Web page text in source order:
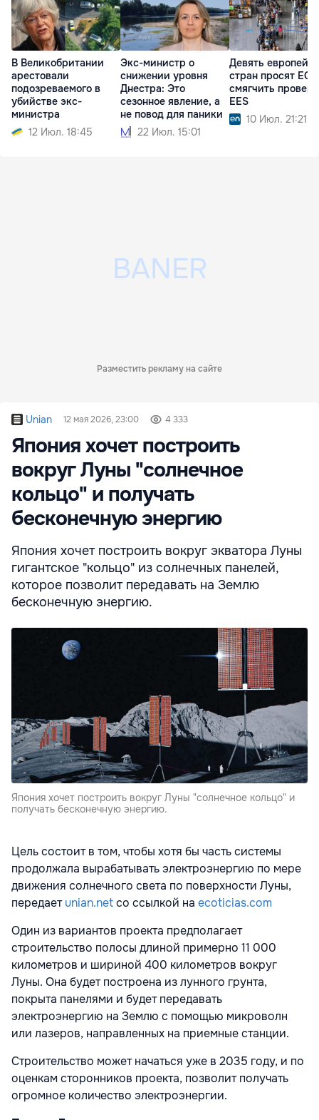
В Великобритании
арестовали
подозреваемого в
убийстве экс-
министра
12 Июл. 18:45
Экс-министр о
снижении уровня
Днестра: Это
сезонное явление, а
не повод для паники
22 Июл. 15:01
Девять
стран просят ЕС
смягчить
EES
10 Июл. 21:21
Разместить рекламу на сайте
Unian 12 мая 2026, 23:00 4 333
Япония хочет построить
вокруг Луны "солнечное
кольцо" и получать
бесконечную энергию
Япония хочет построить вокруг экватора Луны
гигантское "кольцо" из солнечных панелей,
которое позволит передавать на Землю
бесконечную энергию.
Япония хочет построить вокруг Луны "солнечное кольцо" и
получать бесконечную энергию.
Цель состоит в том, чтобы хотя бы часть системы
продолжала вырабатывать электроэнергию по мере
движения солнечного света по поверхности Луны,
передаетunian.netсо ссылкой на ecoticias.com
Один из вариантов проекта предполагает
строительство полосы длиной примерно 11 000
километров и шириной 400 километров вокруг
Луны. Она будет построена из лунного грунта,
покрыта панелями и будет передавать
электроэнергию на Землю с помощью микроволн
или лазеров, направленных на приемные станции.
Строительство может начаться уже в 2035 году, и по
оценкам сторонников проекта, позволит получать
огромное количество электроэнергии.